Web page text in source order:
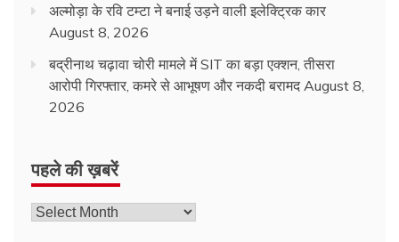
अल्मोड़ा के रवि टम्टा ने बनाई उड़ने वाली इलेक्ट्रिक कार
August 8, 2026
बद्रीनाथ चढ़ावा चोरी मामले में SIT का बड़ा एक्शन, तीसरा
आरोपी गिरफ्तार, कमरे से आभूषण और नकदी बरामद August 8,
2026
पहले की ख़बरें